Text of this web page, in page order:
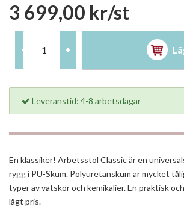
3 699,00 kr/st
- +
Leveranstid: 4-8 arbetsdagar
En klassiker! Arbetsstol Classic är en
rygg i PU-Skum. Polyuretanskum är mycket
typer av vätskor och kemikalier. En praktisk
lågt pris.